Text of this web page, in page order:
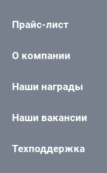
Прайс-лист
О компании
Наши награды
Наши вакансии
Техподдержка